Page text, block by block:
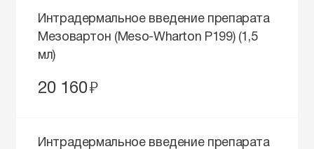
Интрадермальное введение препарата
Мезовартон (Meso-Wharton P199) (1,5
мл)
20 160руб.
Интрадермальное введение препарата